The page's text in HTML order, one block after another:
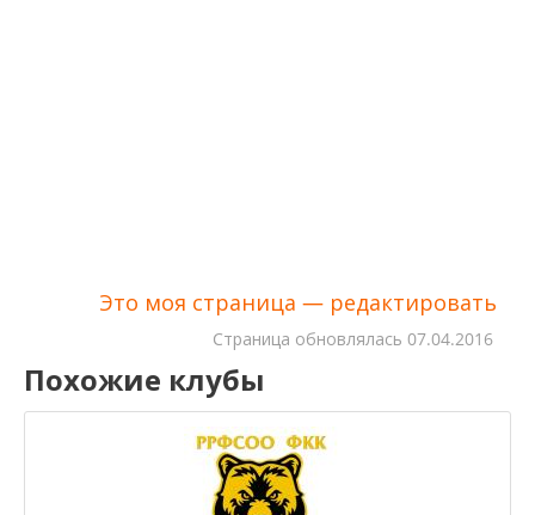
Это моя страница — редактировать
Cтраница обновлялась 07.04.2016
Похожие клубы